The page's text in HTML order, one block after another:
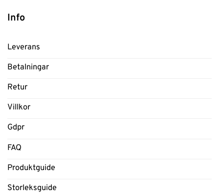
Info
Leverans
Betalningar
Retur
Villkor
Gdpr
FAQ
Produktguide
Storleksguide